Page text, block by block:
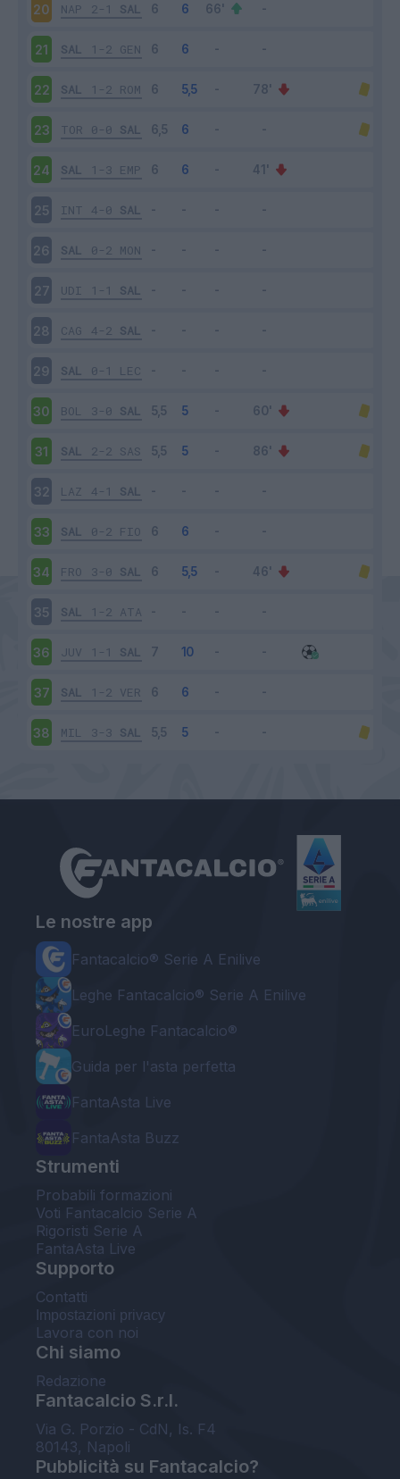
20 NAP 2-1 SAL
21 SAL 1-2 GEN
22 SAL 1-2 ROM
23 TOR 0-0 SAL
24 SAL 1-3 EMP
25 INT 4-0 SAL
26 SAL 0-2 MON
27 UDI 1-1 SAL
28 CAG 4-2 SAL
29 SAL 0-1 LEC
30 BOL 3-0 SAL
31 SAL 2-2 SAS
32 LAZ 4-1 SAL
33 SAL 0-2 FIO
34 FRO 3-0 SAL
35 SAL 1-2 ATA
36 JUV 1-1 SAL
37 SAL 1-2 VER
38 MIL 3-3 SAL
Le nostre app
Fantacalcio® Serie A Enilive
Leghe Fantacalcio® Serie A Enilive
EuroLeghe Fantacalcio®
Guida per l'asta perfetta
FantaAsta Live
FantaAsta Buzz
Strumenti
Probabili formazioni
Voti Fantacalcio Serie A
Rigoristi Serie A
FantaAsta Live
Supporto
Contatti
Impostazioni privacy
Lavora con noi
Chi siamo
Redazione
Fantacalcio S.r.l.
Via G. Porzio - CdN, Is. F4
80143, Napoli
Pubblicità su Fantacalcio?